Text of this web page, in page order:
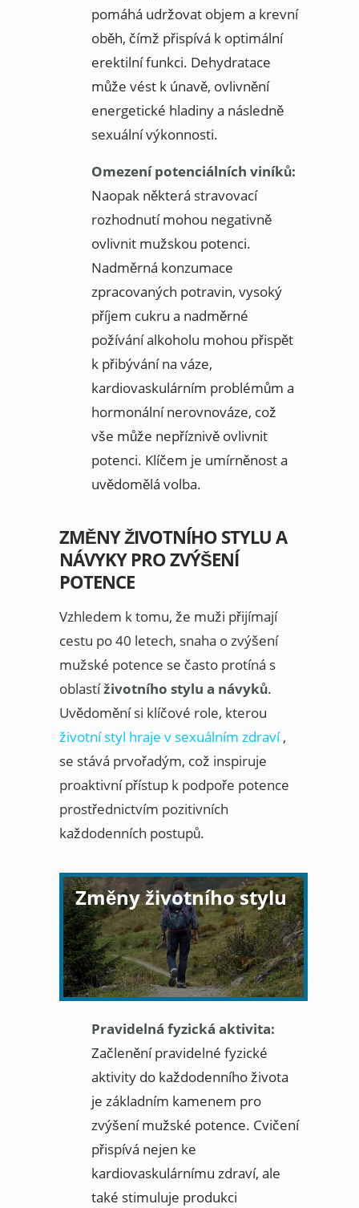
pomáhá udržovat objem a krevní
oběh, čímž přispívá k optimální
erektilní funkci. Dehydratace
může vést k únavě, ovlivnění
energetické hladiny a následně
sexuální výkonnosti.
Omezení potenciálních viníků:
Naopak některá stravovací
rozhodnutí mohou negativně
ovlivnit mužskou potenci.
Nadměrná konzumace
zpracovaných potravin, vysoký
příjem cukru a nadměrné
požívání alkoholu mohou přispět
k přibývání na váze,
kardiovaskulárním problémům a
hormonální nerovnováze, což
vše může nepříznivě ovlivnit
potenci. Klíčem je umírněnost a
uvědomělá volba.
ZMĚNY ŽIVOTNÍHO STYLU A
NÁVYKY PRO ZVÝŠENÍ
POTENCE
Vzhledem k tomu, že muži přijímají
cestu po 40 letech, snaha o zvýšení
mužské potence se často protíná s
oblastíživotního stylu a návyků.
Uvědomění si klíčové role, kterou
životní styl hraje v sexuálním zdraví,
se stává prvořadým, což inspiruje
proaktivní přístup k podpoře potence
prostřednictvím pozitivních
každodenních postupů.
Změny životního stylu
Pravidelná fyzická aktivita:
Začlenění pravidelné fyzické
aktivity do každodenního života
je základním kamenem pro
zvýšení mužské potence. Cvičení
přispívá nejen ke
kardiovaskulárnímu zdraví, ale
také stimuluje produkci